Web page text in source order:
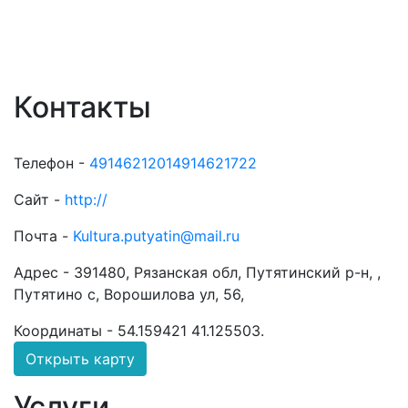
Контакты
Телефон - 49146212014914621722
Сайт - http://
Почта - Kultura.putyatin@mail.ru
Адрес - 391480, Рязанская обл, Путятинский р-н, ,
Путятино с, Ворошилова ул, 56,
Координаты - 54.159421 41.125503.
Открыть карту